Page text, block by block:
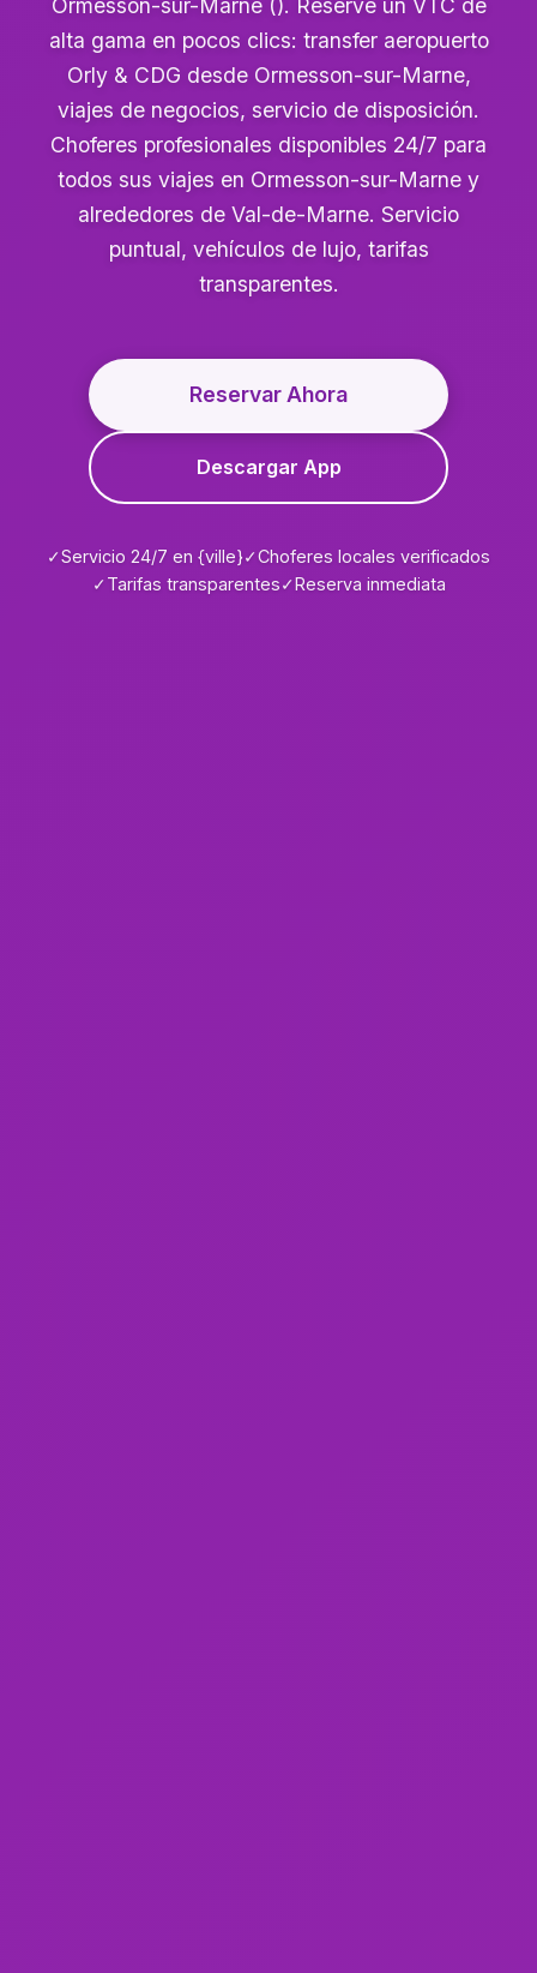
alta gama en pocos clics: transfer aeropuerto
Orly & CDG desde Ormesson-sur-Marne,
viajes de negocios, servicio de disposición.
Choferes profesionales disponibles 24/7 para
todos sus viajes en Ormesson-sur-Marne y
alrededores de Val-de-Marne. Servicio
puntual, vehículos de lujo, tarifas
transparentes.
Reservar Ahora
Descargar App
✓Servicio 24/7 en {ville}✓Choferes locales verificados
✓Tarifas transparentes✓Reserva inmediata